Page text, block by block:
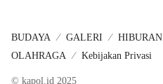
BUDAYA GALERI HIBURAN
OLAHRAGA
Kebijakan Privasi
© kapol.id 2025